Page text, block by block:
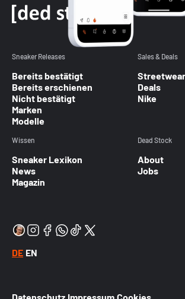
Sneaker Releases
Bereits bestätigt
Bereits erschienen
Nicht bestätigt
Marken
Modelle
Sales & Deals
Streetwear
Deals
Nike
Wissen
Sneaker Lexikon
News
Magazin
Dead Stock
About
Jobs
DE EN